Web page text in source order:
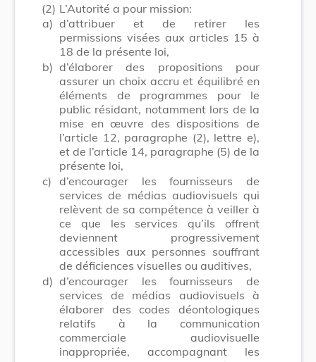
(2) L’Autorité a pour mission:
a) d’attribuer et de retirer les
permissions visées aux articles 15 à
18 de la présente loi,
b) d’élaborer des propositions pour
assurer un choix accru et équilibré en
éléments de programmes pour le
public résidant, notamment lors de la
mise en œuvre des dispositions de
l’article 12, paragraphe (2), lettre e),
et de l’article 14, paragraphe (5) de la
présente loi,
c) d’encourager les fournisseurs de
services de médias audiovisuels qui
relèvent de sa compétence à veiller à
ce que les services qu’ils offrent
deviennent progressivement
accessibles aux personnes souffrant
de déficiences visuelles ou auditives,
d) d’encourager les fournisseurs de
services de médias audiovisuels à
élaborer des codes déontologiques
relatifs à la communication
commerciale audiovisuelle
inappropriée, accompagnant les